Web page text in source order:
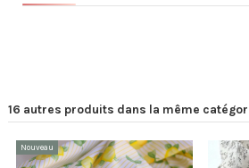
16 autres produits dans la même
Nouveau